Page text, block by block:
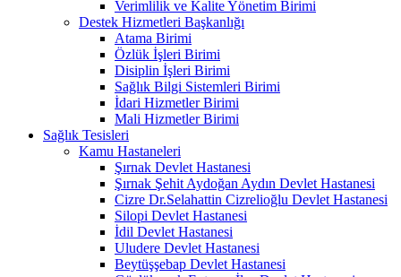
Verimlilik ve Kalite Yönetim Birimi
Destek Hizmetleri Başkanlığı
Atama Birimi
Özlük İşleri Birimi
Disiplin İşleri Birimi
Sağlık Bilgi Sistemleri Birimi
İdari Hizmetler Birimi
Mali Hizmetler Birimi
Sağlık Tesisleri
Kamu Hastaneleri
Şırnak Devlet Hastanesi
Şırnak Şehit Aydoğan Aydın Devlet Hastanesi
Cizre Dr.Selahattin Cizrelioğlu Devlet Hastanesi
Silopi Devlet Hastanesi
İdil Devlet Hastanesi
Uludere Devlet Hastanesi
Beytüşşebap Devlet Hastanesi